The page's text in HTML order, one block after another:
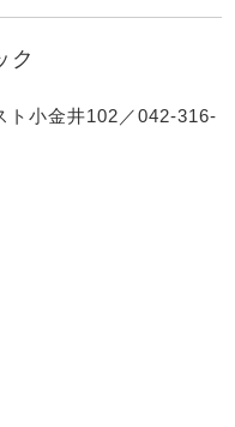
ク
ト小金井102／042-316-